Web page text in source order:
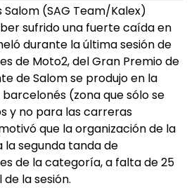
Salom (SAG Team/Kalex)
sufrido una fuerte caída en
durante la última sesión de
de Moto2, del Gran Premio de
de Salom se produjo en la
(zona que sólo se
y no para las carreras
que la organización de la
segunda tanda de
de la categoría, a falta de 25
la sesión.